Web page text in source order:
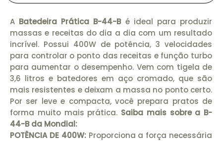
A Batedeira Prática B-44-Bé ideal para produzir
massas e receitas do dia a dia com um resultado
incrível. Possui 400W de potência, 3 velocidades
para controlar o ponto das receitas e função turbo
para aumentar o desempenho. Vem com tigela de
3,6 litros e batedores em aço cromado, que são
mais resistentes e deixam a massa no ponto certo.
Por ser leve e compacta, você prepara pratos de
forma muito mais prática. Saiba mais sobre a B-
44-B da Mondial:
POTÊNCIA DE 400W:Proporciona a força necessária